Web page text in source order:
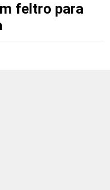
feltro para